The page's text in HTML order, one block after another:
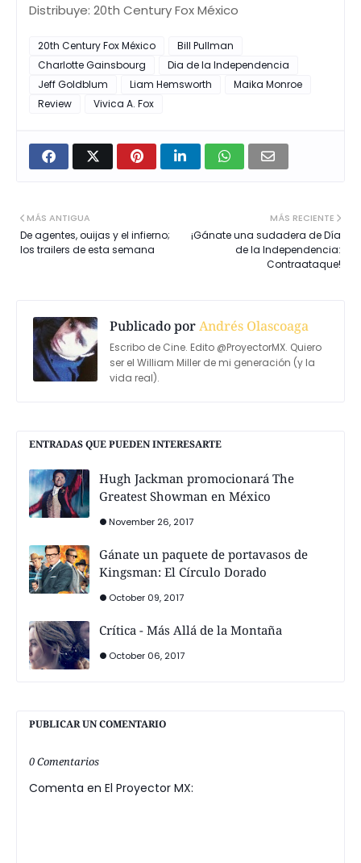
Distribuye: 20th Century Fox México
20th Century Fox México
Bill Pullman
Charlotte Gainsbourg
Dia de la Independencia
Jeff Goldblum
Liam Hemsworth
Maika Monroe
Review
Vivica A. Fox
MÁS RECIENTE
¡Gánate una sudadera de Día
de la Independencia:
Contraataque!
MÁS ANTIGUA
De agentes, ouijas y el infierno;
los trailers de esta semana
Publicado porAndrés Olascoaga
Escribo de Cine. Edito @ProyectorMX. Quiero
ser el William Miller de mi generación (y la
vida real).
ENTRADAS QUE PUEDEN INTERESARTE
Hugh Jackman promocionará The
Greatest Showman en México
November 26, 2017
Gánate un paquete de portavasos de
Kingsman: El Círculo Dorado
October 09, 2017
Crítica - Más Allá de la Montaña
October 06, 2017
PUBLICAR UN COMENTARIO
0 Comentarios
Comenta en El Proyector MX: